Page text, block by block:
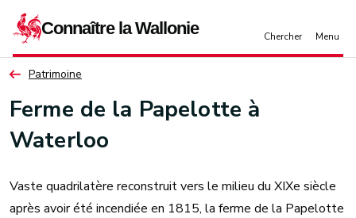
Patrimoine
Ferme de la Papelotte à
Waterloo
Vaste quadrilatère reconstruit vers le milieu du XIXe siècle
après avoir été incendiée en 1815, la ferme de la Papelotte